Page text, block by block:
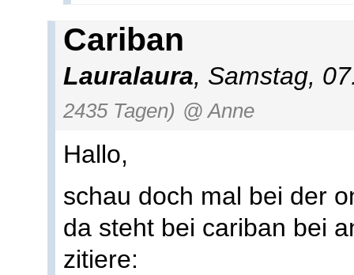
Cariban
Lauralaura, Samstag,
2435 Tagen) @ Anne
Hallo,
schau doch mal bei der
da steht bei cariban bei
zitiere: